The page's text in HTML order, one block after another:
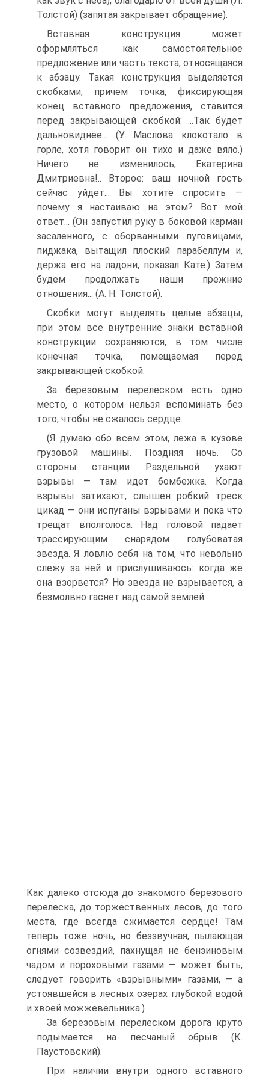
Толстой) (запятая закрывает обращение).
Вставная конструкция может
оформляться как самостоятельное
предложение или часть текста, относящаяся
к абзацу. Такая конструкция выделяется
скобками, причем точка, фиксирующая
конец вставного предложения, ставится
перед закрывающей скобкой: ...Так будет
дальновиднее... (У Маслова клокотало в
горле, хотя говорит он тихо и даже вяло.)
Ничего не изменилось, Екатерина
Дмитриевна!.. Второе: ваш ночной гость
сейчас уйдет... Вы хотите спросить —
почему я настаиваю на этом? Вот мой
ответ... (Он запустил руку в боковой карман
засаленного, с оборванными пуговицами,
пиджака, вытащил плоский парабеллум и,
держа его на ладони, показал Кате.) Затем
будем продолжать наши прежние
отношения... (А. Н. Толстой).
Скобки могут выделять целые абзацы,
при этом все внутренние знаки вставной
конструкции сохраняются, в том числе
конечная точка, помещаемая перед
закрывающей скобкой:
За березовым перелеском есть одно
место, о котором нельзя вспоминать без
того, чтобы не сжалось сердце.
(Я думаю обо всем этом, лежа в кузове
грузовой машины. Поздняя ночь. Со
стороны станции Раздельной ухают
взрывы — там идет бомбежка. Когда
взрывы затихают, слышен робкий треск
цикад — они испуганы взрывами и пока что
трещат вполголоса. Над головой падает
трассирующим снарядом голубоватая
звезда. Я ловлю себя на том, что невольно
слежу за ней и прислушиваюсь: когда же
она взорвется? Но звезда не взрывается, а
безмолвно гаснет над самой землей.
Как далеко отсюда до знакомого березового
перелеска, до торжественных лесов, до того
места, где всегда сжимается сердце! Там
теперь тоже ночь, но беззвучная, пылающая
огнями созвездий, пахнущая не бензиновым
чадом и пороховыми газами — может быть,
следует говорить «взрывными» газами, — а
устоявшейся в лесных озерах глубокой водой
и хвоей можжевельника.)
За березовым перелеском дорога круто
подымается на песчаный обрыв (К.
Паустовский).
При наличии внутри одного вставного